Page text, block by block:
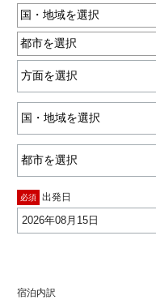
国・地域を選択
都市を選択
必須 出発日
2026年08月15日
宿泊内訳